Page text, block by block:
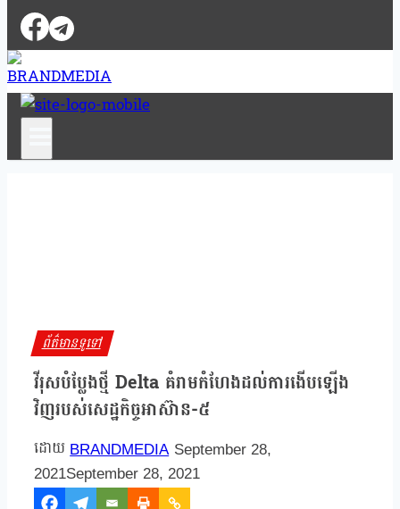
ព័ត៌មានទូទៅ
វីរុសបំប្លែងថ្មី Delta គំរាមកំហែងដល់ការងើបឡើង
វិញរបស់សេដ្ឋកិច្ចអាស៊ាន-៥
BRANDMEDIA September 28,
2021September 28, 2021